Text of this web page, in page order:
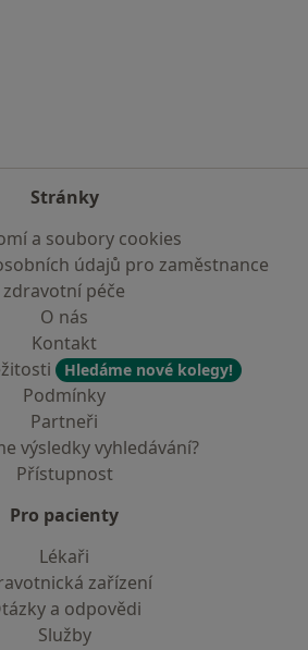
Stránky
a soubory cookies
údajů pro zaměstnance
zdravotní péče
O nás
Kontakt
Hledáme nové kolegy!
Podmínky
Partneři
výsledky vyhledávání?
Přístupnost
Pro pacienty
Lékaři
zařízení
a odpovědi
Služby